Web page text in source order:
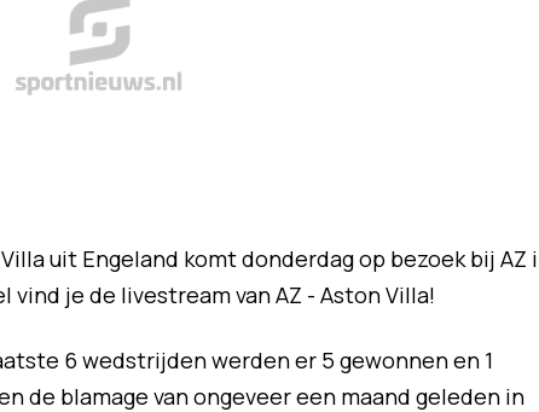
uit Engeland komt donderdag op bezoek bij AZ
je de livestream van AZ - Aston Villa!
6 wedstrijden werden er 5 gewonnen en 1
de blamage van ongeveer een maand geleden in